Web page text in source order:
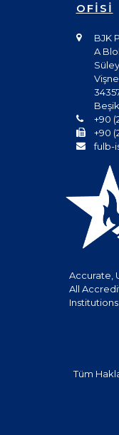
OFİSİ
BJK
A
+90
+90
fulb-
Accurate,
All
Institutions
Tüm